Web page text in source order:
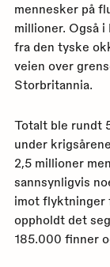
mennesker på
millioner. Også
fra den tyske
veien over
Storbritannia.
Totalt ble rundt
under
2,5 millioner
sannsynligvis
imot flyktninger
oppholdt det
185.000 finner